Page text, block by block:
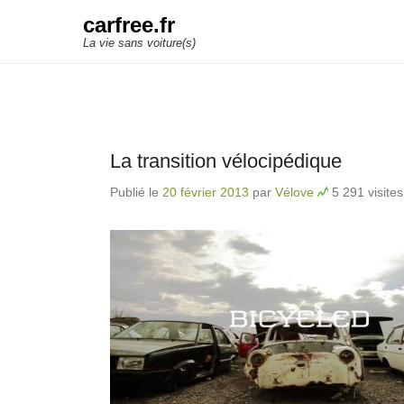
carfree.fr
La vie sans voiture(s)
La transition vélocipédique
Publié le 20 février 2013 par Vélove 5 291 visites